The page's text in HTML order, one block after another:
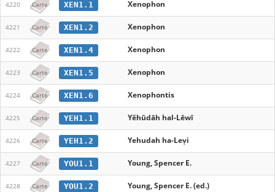
4220 Carte XEN1.1 Xenophon
4221 Carte XEN1.2 Xenophon
4222 Carte XEN1.4 Xenophon
4223 Carte XEN1.5 Xenophon
4224 Carte XEN1.6 Xenophontis
4225 Carte YEH1.1 Yĕhūdāh hal-Lēwī
4226 Carte YEH1.2 Yehudah ha-Leṿi
4227 Carte YOU1.1 Young, Spencer E.
4228 Carte YOU1.2 Young, Spencer E. (ed.)